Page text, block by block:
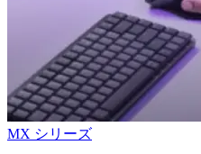
MX シリーズ